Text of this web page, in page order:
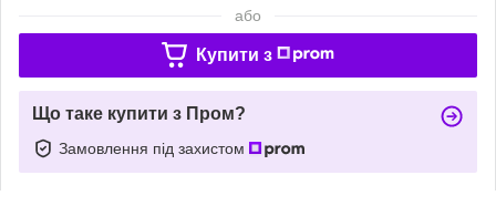
або
Купити з
Що таке купити з Пром?
Замовлення під захистом